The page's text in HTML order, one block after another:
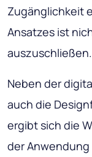
Zugänglichkeit
Ansatzes ist
auszuschließen.
Neben der
auch die
ergibt sich die
der